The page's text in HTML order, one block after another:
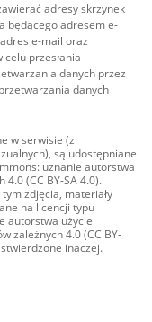
adresy skrzynek
będącego adresem e-
e-mail oraz
przesłania
danych przez
danych
w serwisie (z
są udostępniane
uznanie autorstwa
(CC BY-SA 4.0).
zdjęcia, materiały
na licencji typu
autorstwa użycie
zależnych 4.0 (CC BY-
inaczej.